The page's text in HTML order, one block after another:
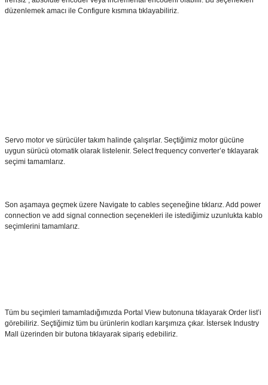
düzenlemek amacı ile Configure kısmına tıklayabiliriz.
Servo motor ve sürücüler takım halinde çalışırlar. Seçtiğimiz motor gücüne
uygun sürücü otomatik olarak listelenir. Select frequency converter’e tıklayarak
seçimi tamamlarız.
Son aşamaya geçmek üzere Navigate to cables seçeneğine tıklarız. Add power
connection ve add signal connection seçenekleri ile istediğimiz uzunlukta kablo
seçimlerini tamamlarız.
Tüm bu seçimleri tamamladığımızda Portal View butonuna tıklayarak Order list’i
görebiliriz. Seçtiğimiz tüm bu ürünlerin kodları karşımıza çıkar. İstersek Industry
Mall üzerinden bir butona tıklayarak sipariş edebiliriz.